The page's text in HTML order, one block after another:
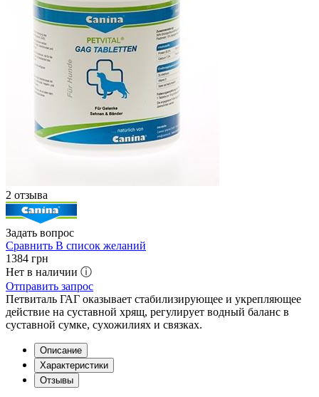
2 отзыва
Задать вопрос
Сравнить В список желаний
1384 грн
Нет в наличии ⓘ
Отправить запрос
Петвиталь ГАГ оказывает стабилизирующее и укрепляющее
действие на суставной хрящ, регулирует водный баланс в
суставной сумке, сухожилиях и связках.
Описание
Характеристики
Отзывы